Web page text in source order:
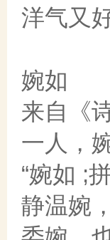
洋气又
婉如
来自《
一人，
“婉如 ;
静温婉